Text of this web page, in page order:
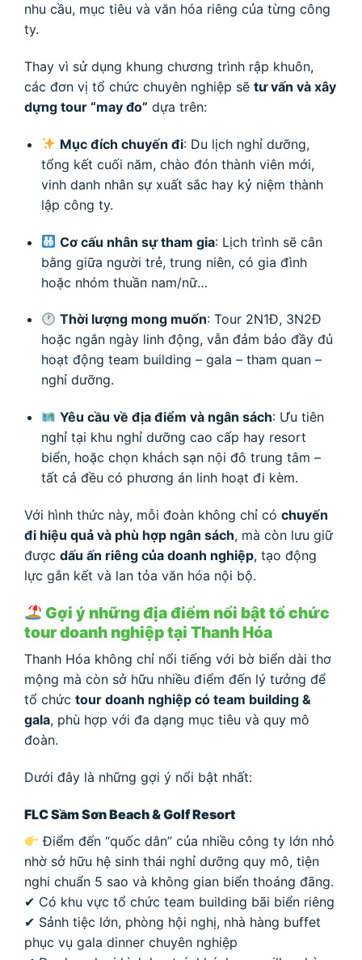
nhu cầu, mục tiêu và văn hóa riêng của từng công
ty.
Thay vì sử dụng khung chương trình rập khuôn,
các đơn vị tổ chức chuyên nghiệp sẽ tư vấn và xây
dựng tour “may đo” dựa trên:
Mục đích chuyến đi: Du lịch nghỉ dưỡng,
tổng kết cuối năm, chào đón thành viên mới,
vinh danh nhân sự xuất sắc hay kỷ niệm thành
lập công ty.
Cơ cấu nhân sự tham gia: Lịch trình sẽ cân
bằng giữa người trẻ, trung niên, có gia đình
hoặc nhóm thuần nam/nữ…
Thời lượng mong muốn: Tour 2N1Đ, 3N2Đ
hoặc ngắn ngày linh động, vẫn đảm bảo đầy đủ
hoạt động team building – gala – tham quan –
nghỉ dưỡng.
Yêu cầu về địa điểm và ngân sách: Ưu tiên
nghỉ tại khu nghỉ dưỡng cao cấp hay resort
biển, hoặc chọn khách sạn nội đô trung tâm –
tất cả đều có phương án linh hoạt đi kèm.
Với hình thức này, mỗi đoàn không chỉ có chuyến
đi hiệu quả và phù hợp ngân sách, mà còn lưu giữ
được dấu ấn riêng của doanh nghiệp, tạo động
lực gắn kết và lan tỏa văn hóa nội bộ.
Gợi ý những địa điểm nổi bật tổ chức
tour doanh nghiệp tại Thanh Hóa
Thanh Hóa không chỉ nổi tiếng với bờ biển dài thơ
mộng mà còn sở hữu nhiều điểm đến lý tưởng để
tổ chức tour doanh nghiệp có team building &
gala, phù hợp với đa dạng mục tiêu và quy mô
đoàn.
Dưới đây là những gợi ý nổi bật nhất:
FLC Sầm Sơn Beach & Golf Resort
Điểm đến “quốc dân” của nhiều công ty lớn nhỏ
nhờ sở hữu hệ sinh thái nghỉ dưỡng quy mô, tiện
nghi chuẩn 5 sao và không gian biển thoáng đãng.
✔ Có khu vực tổ chức team building bãi biển riêng
✔ Sảnh tiệc lớn, phòng hội nghị, nhà hàng buffet
phục vụ gala dinner chuyên nghiệp